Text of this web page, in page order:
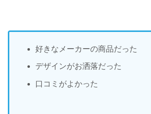
好きなメーカーの商品だった
デザインがお洒落だった
口コミがよかった